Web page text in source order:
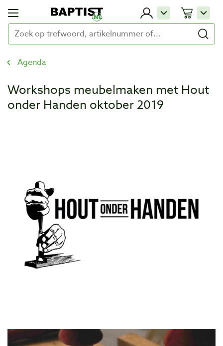
Agenda
Workshops meubelmaken met Hout
onder Handen oktober 2019